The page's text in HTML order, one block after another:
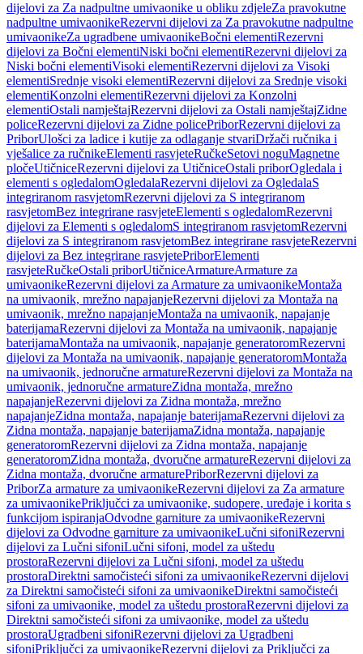
dijelovi za Za nadpultne umivaonike u obliku zdjeleZa pravokutne
nadpultne umivaonikeRezervni dijelovi za Za pravokutne nadpultne
umivaonikeZa ugradbene umivaonikeBočni elementiRezervni
dijelovi za Bočni elementiNiski bočni elementiRezervni dijelovi za
Niski bočni elementiVisoki elementiRezervni dijelovi za Visoki
elementiSrednje visoki elementiRezervni dijelovi za Srednje visoki
elementiKonzolni elementiRezervni dijelovi za Konzolni
elementiOstali namještajRezervni dijelovi za Ostali namještajZidne
policeRezervni dijelovi za Zidne policePriborRezervni dijelovi za
PriborUlošci za ladice i kutije za odlaganje stvariDržači ručnika i
vješalice za ručnikeElementi rasvjeteRučkeSetovi noguMagnetne
pločeUtičniceRezervni dijelovi za UtičniceOstali priborOgledala i
elementi s ogledalomOgledalaRezervni dijelovi za OgledalaS
integriranom rasvjetomRezervni dijelovi za S integriranom
rasvjetomBez integrirane rasvjeteElementi s ogledalomRezervni
dijelovi za Elementi s ogledalomS integriranom rasvjetomRezervni
dijelovi za S integriranom rasvjetomBez integrirane rasvjeteRezervni
dijelovi za Bez integrirane rasvjetePriborElementi
rasvjeteRučkeOstali priborUtičniceArmatureArmature za
umivaonikeRezervni dijelovi za Armature za umivaonikeMontaža
na umivaonik, mrežno napajanjeRezervni dijelovi za Montaža na
umivaonik, mrežno napajanjeMontaža na umivaonik, napajanje
baterijamaRezervni dijelovi za Montaža na umivaonik, napajanje
baterijamaMontaža na umivaonik, napajanje generatoromRezervni
dijelovi za Montaža na umivaonik, napajanje generatoromMontaža
na umivaonik, jednoručne armatureRezervni dijelovi za Montaža na
umivaonik, jednoručne armatureZidna montaža, mrežno
napajanjeRezervni dijelovi za Zidna montaža, mrežno
napajanjeZidna montaža, napajanje baterijamaRezervni dijelovi za
Zidna montaža, napajanje baterijamaZidna montaža, napajanje
generatoromRezervni dijelovi za Zidna montaža, napajanje
generatoromZidna montaža, dvoručne armatureRezervni dijelovi za
Zidna montaža, dvoručne armaturePriborRezervni dijelovi za
PriborZa armature za umivaonikeRezervni dijelovi za Za armature
za umivaonikePriključci za umivaonike, sudopere, uređaje i korita s
funkcijom ispiranjaOdvodne garniture za umivaonikeRezervni
dijelovi za Odvodne garniture za umivaonikeLučni sifoniRezervni
dijelovi za Lučni sifoniLučni sifoni, model za uštedu
prostoraRezervni dijelovi za Lučni sifoni, model za uštedu
prostoraDirektni samočisteći sifoni za umivaonikeRezervni dijelovi
za Direktni samočisteći sifoni za umivaonikeDirektni samočisteći
sifoni za umivaonike, model za uštedu prostoraRezervni dijelovi za
Direktni samočisteći sifoni za umivaonike, model za uštedu
prostoraUgradbeni sifoniRezervni dijelovi za Ugradbeni
sifoniPriključci za umivaonikeRezervni dijelovi za Priključci za